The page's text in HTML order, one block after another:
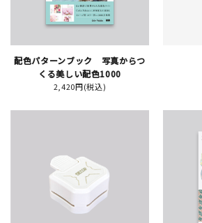
印刷見本
配色パターンブック 写真からつ
くる美しい配色1000
2,420円(税込)